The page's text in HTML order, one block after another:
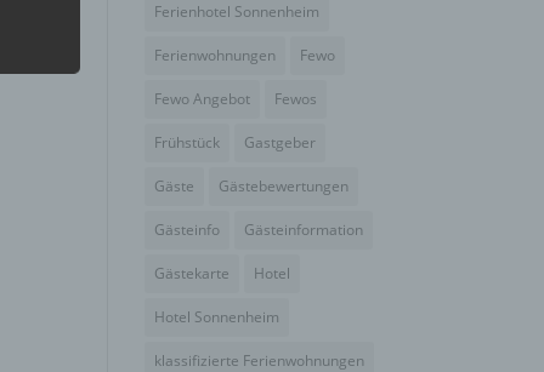
Ferienhotel Sonnenheim
Ferienwohnungen Fewo
Fewo Angebot Fewos
Frühstück Gastgeber
Gäste Gästebewertungen
Gästeinfo Gästeinformation
Gästekarte Hotel
Hotel Sonnenheim
klassifizierte Ferienwohnungen